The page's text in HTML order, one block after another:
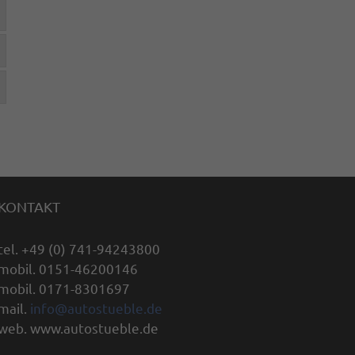
+49 (0) 741-94243800
0151-46200146
0171-8301697
info@autostueble.de
www.autostueble.de